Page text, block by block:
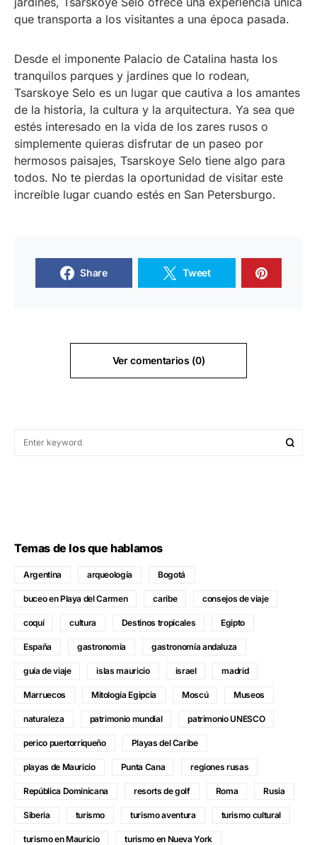
que transporta a los visitantes a una época pasada.
Desde el imponente Palacio de Catalina hasta los
tranquilos parques y jardines que lo rodean,
Tsarskoye Selo es un lugar que cautiva a los amantes
de la historia, la cultura y la arquitectura. Ya sea que
estés interesado en la vida de los zares rusos o
simplemente quieras disfrutar de un paseo por
hermosos paisajes, Tsarskoye Selo tiene algo para
todos. No te pierdas la oportunidad de visitar este
increíble lugar cuando estés en San Petersburgo.
Share Tweet
Ver comentarios (0)
Temas de los que hablamos
Argentina arqueología Bogotá
buceo en Playa del Carmen caribe consejos de viaje
coquí cultura Destinos tropicales Egipto
España gastronomía gastronomía andaluza
guía de viaje islas mauricio israel madrid
Marruecos Mitología Egipcia Moscú Museos
naturaleza patrimonio mundial patrimonio UNESCO
perico puertorriqueño Playas del Caribe
playas de Mauricio Punta Cana regiones rusas
República Dominicana resorts de golf Roma Rusia
Siberia turismo turismo aventura turismo cultural
turismo en Mauricio turismo en Nueva York